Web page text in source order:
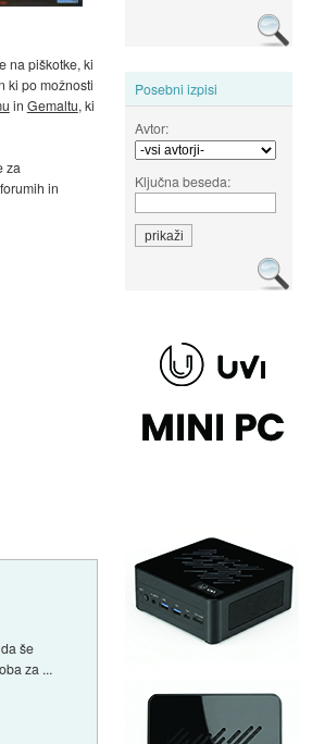
Posebni izpisi
Avtor:
Ključna beseda:
na piškotke, ki
ki po možnosti
in Gemaltu, ki
za
in
še
za ...